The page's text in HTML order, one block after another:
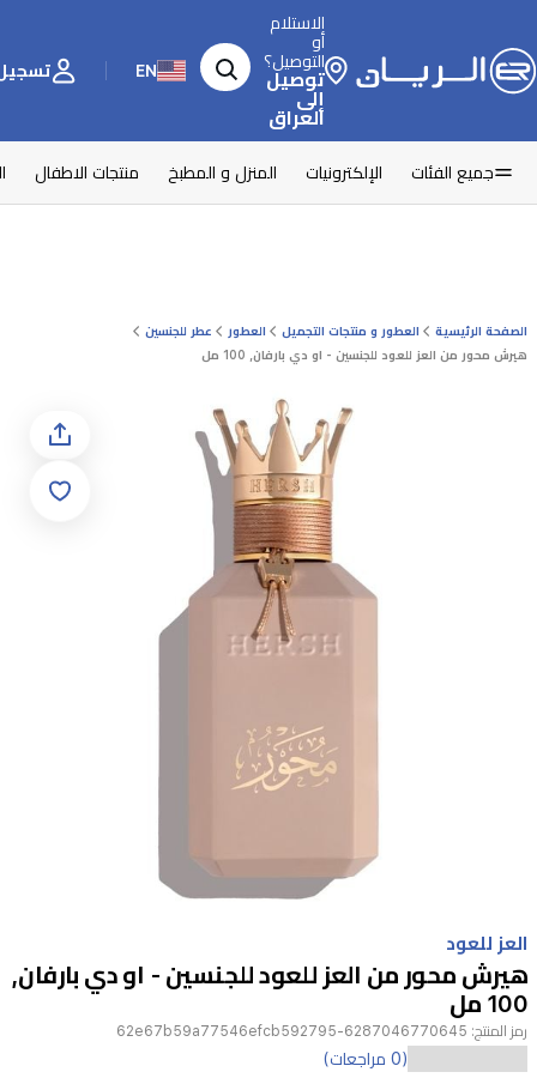
الاستلام
أو
التوصيل؟
توصيل
إلى
العراق
EN تسجيل
جميع الفئات الإلكترونيات المنزل و المطبخ منتجات الاطفال
الصفحة الرئيسية العطور و منتجات التجميل العطور
عطر للجنسين
هيرش محور من العز للعود للجنسين - او دي بارفان, 100 مل
1
of
1
العز للعود
هيرش محور من العز للعود للجنسين - او دي بارفان,
100 مل
رمز المنتج: 6287046770645-62e67b59a77546efcb592795
(0 مراجعات)